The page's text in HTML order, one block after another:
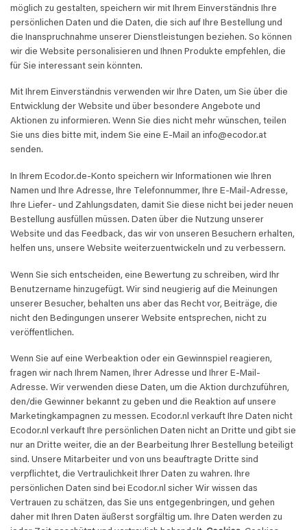
möglich zu gestalten, speichern wir mit Ihrem Einverständnis Ihre
persönlichen Daten und die Daten, die sich auf Ihre Bestellung und
die Inanspruchnahme unserer Dienstleistungen beziehen. So können
wir die Website personalisieren und Ihnen Produkte empfehlen, die
für Sie interessant sein könnten.
Mit Ihrem Einverständnis verwenden wir Ihre Daten, um Sie über die
Entwicklung der Website und über besondere Angebote und
Aktionen zu informieren. Wenn Sie dies nicht mehr wünschen, teilen
Sie uns dies bitte mit, indem Sie eine E-Mail an info@ecodor.at
senden.
In Ihrem Ecodor.de-Konto speichern wir Informationen wie Ihren
Namen und Ihre Adresse, Ihre Telefonnummer, Ihre E-Mail-Adresse,
Ihre Liefer- und Zahlungsdaten, damit Sie diese nicht bei jeder neuen
Bestellung ausfüllen müssen. Daten über die Nutzung unserer
Website und das Feedback, das wir von unseren Besuchern erhalten,
helfen uns, unsere Website weiterzuentwickeln und zu verbessern.
Wenn Sie sich entscheiden, eine Bewertung zu schreiben, wird Ihr
Benutzername hinzugefügt. Wir sind neugierig auf die Meinungen
unserer Besucher, behalten uns aber das Recht vor, Beiträge, die
nicht den Bedingungen unserer Website entsprechen, nicht zu
veröffentlichen.
Wenn Sie auf eine Werbeaktion oder ein Gewinnspiel reagieren,
fragen wir nach Ihrem Namen, Ihrer Adresse und Ihrer E-Mail-
Adresse. Wir verwenden diese Daten, um die Aktion durchzuführen,
den/die Gewinner bekannt zu geben und die Reaktion auf unsere
Marketingkampagnen zu messen. Ecodor.nl verkauft Ihre Daten nicht
Ecodor.nl verkauft Ihre persönlichen Daten nicht an Dritte und gibt sie
nur an Dritte weiter, die an der Bearbeitung Ihrer Bestellung beteiligt
sind. Unsere Mitarbeiter und von uns beauftragte Dritte sind
verpflichtet, die Vertraulichkeit Ihrer Daten zu wahren. Ihre
persönlichen Daten sind bei Ecodor.nl sicher Wir wissen das
Vertrauen zu schätzen, das Sie uns entgegenbringen, und gehen
daher mit Ihren Daten äußerst sorgfältig um. Ihre Daten werden zu